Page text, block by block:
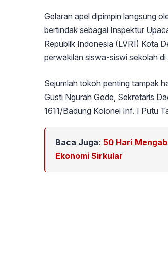
Gelaran apel dipimpin langsung
bertindak sebagai Inspektur
Republik Indonesia (LVRI) Kota
perwakilan siswa-siswi sekolah
Sejumlah tokoh penting tampak
Gusti Ngurah Gede, Sekretaris
1611/Badung Kolonel Inf. I Putu
Baca Juga: 50 Hari
Ekonomi Sirkular